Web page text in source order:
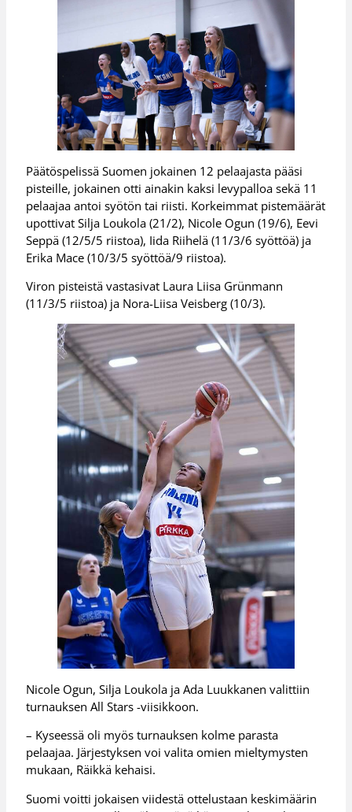
Päätöspelissä Suomen jokainen 12 pelaajasta pääsi
pisteille, jokainen otti ainakin kaksi levypalloa sekä 11
pelaajaa antoi syötön tai riisti. Korkeimmat pistemäärät
upottivat Silja Loukola (21/2), Nicole Ogun (19/6), Eevi
Seppä (12/5/5 riistoa), Iida Riihelä (11/3/6 syöttöä) ja
Erika Mace (10/3/5 syöttöä/9 riistoa).
Viron pisteistä vastasivat Laura Liisa Grünmann
(11/3/5 riistoa) ja Nora-Liisa Veisberg (10/3).
Nicole Ogun, Silja Loukola ja Ada Luukkanen valittiin
turnauksen All Stars -viisikkoon.
– Kyseessä oli myös turnauksen kolme parasta
pelaajaa. Järjestyksen voi valita omien mieltymysten
mukaan, Räikkä kehaisi.
Suomi voitti jokaisen viidestä ottelustaan keskimäärin